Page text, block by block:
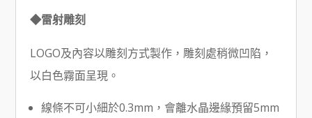
◆雷射雕刻
LOGO及內容以雕刻方式製作，雕刻處稍微凹陷，
以白色霧面呈現。
線條不可小細於0.3mm，會離水晶邊緣預留5mm